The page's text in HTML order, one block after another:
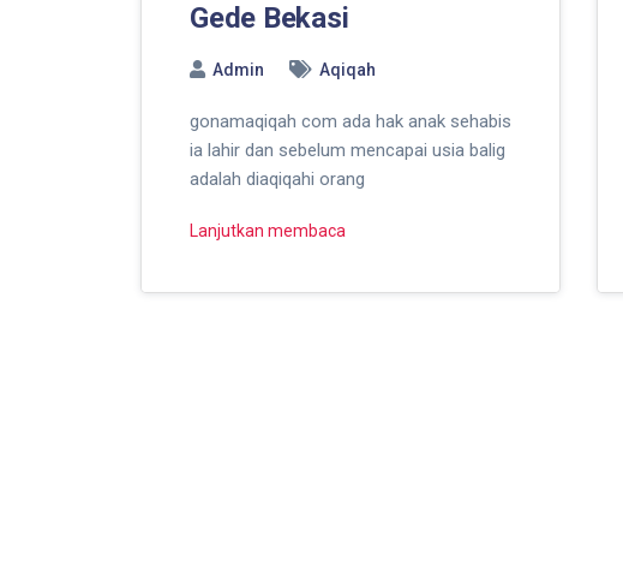
Gede Bekasi
Admin Aqiqah
gonamaqiqah com ada hak anak sehabis
ia lahir dan sebelum mencapai usia balig
adalah diaqiqahi orang
Lanjutkan membaca